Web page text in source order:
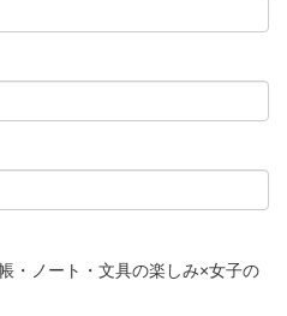
・ノート・文具の楽しみ×女子の